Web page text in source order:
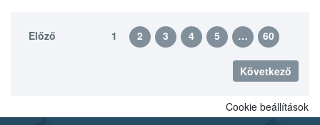
Előző 1 2 3 4 5 … 60
Következő
Cookie beállítások